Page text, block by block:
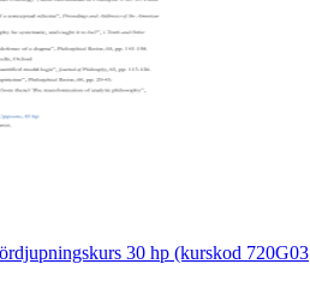
30 hp (kurskod 720G03